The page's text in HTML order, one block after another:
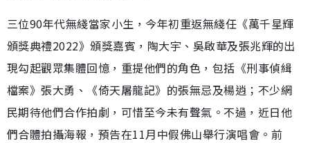
三位90年代無綫當家小生，今年初重返無綫任《萬千星輝
頒獎典禮2022》頒獎嘉賓，陶大宇、吳啟華及張兆輝的出
現勾起觀眾集體回憶，重提他們的角色，包括《刑事偵緝
檔案》張大勇、《倚天屠龍記》的張無忌及楊逍；不少網
民期待他們合作拍劇，可惜至今未有聲氣。不過，近日他
們合體拍攝海報，預告在11月中假佛山舉行演唱會。前